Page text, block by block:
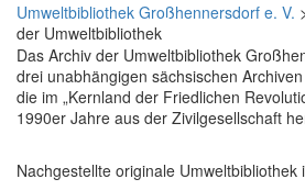
Umweltbibliothek Großhennersdorf e. V.
der Umweltbibliothek
Das Archiv der Umweltbibliothek
drei unabhängigen sächsischen
die im „Kernland der Friedlichen
1990er Jahre aus der Zivil­gesellschaft
Nachgestellte originale